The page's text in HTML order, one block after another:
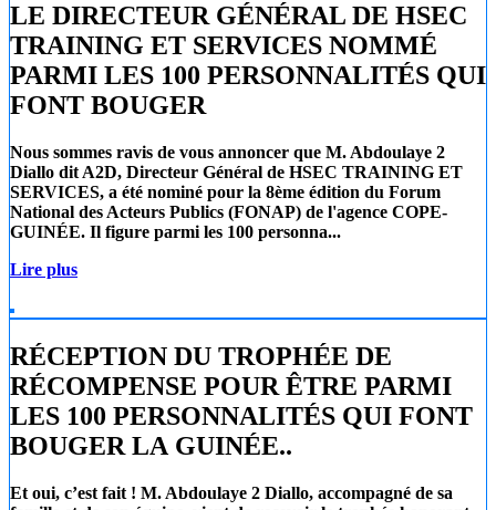
LE DIRECTEUR GÉNÉRAL DE HSEC
TRAINING ET SERVICES NOMMÉ
PARMI LES 100 PERSONNALITÉS QUI
FONT BOUGER
Nous sommes ravis de vous annoncer que M. Abdoulaye 2
Diallo dit A2D, Directeur Général de HSEC TRAINING ET
SERVICES, a été nominé pour la 8ème édition du Forum
National des Acteurs Publics (FONAP) de l'agence COPE-
GUINÉE. Il figure parmi les 100 personna...
Lire plus
RÉCEPTION DU TROPHÉE DE
RÉCOMPENSE POUR ÊTRE PARMI
LES 100 PERSONNALITÉS QUI FONT
BOUGER LA GUINÉE..
Et oui, c’est fait ! M. Abdoulaye 2 Diallo, accompagné de sa